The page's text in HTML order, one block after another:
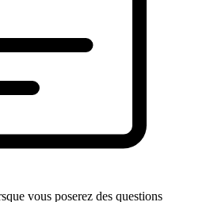
vous poserez des questions